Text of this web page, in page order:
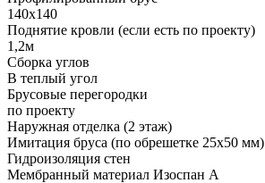
140х140
Поднятие кровли (если есть по проекту)
1,2м
Сборка углов
В теплый угол
Брусовые перегородки
по проекту
Наружная отделка (2 этаж)
Имитация бруса (по обрешетке 25х50 мм)
Гидроизоляция стен
Мембранный материал Изоспан А